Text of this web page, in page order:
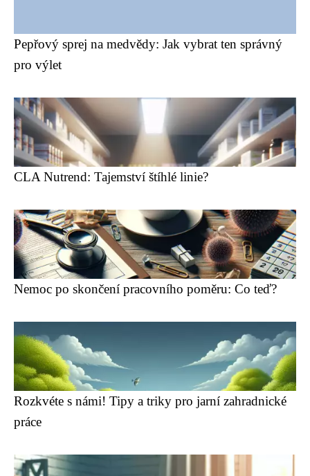
Pepřový sprej na medvědy: Jak vybrat ten správný
pro výlet
CLA Nutrend: Tajemství štíhlé linie?
Nemoc po skončení pracovního poměru: Co teď?
Rozkvéte s námi! Tipy a triky pro jarní zahradnické
práce